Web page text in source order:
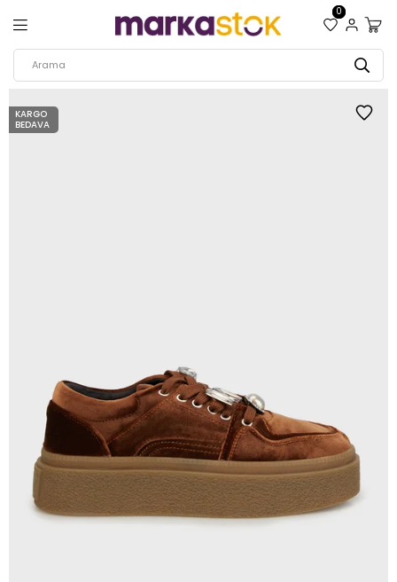
0
KARGO
BEDAVA